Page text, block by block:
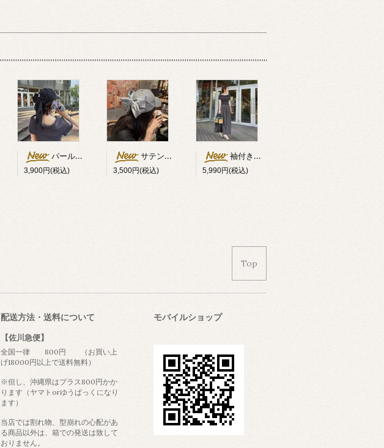
パール×リボン付キャップ
3,900円(税込)
サテンダブルリボン付キャップ
3,500円(税込)
袖付きオフショルダー異素材切替ワンピース
5,990円(税込)
Top
配送方法・送料について
【佐川急便】
全国一律 800円 （お買い上
げ18000円以上で送料無料）
※但し、沖縄県はプラス800円かか
ります（ヤマトorゆうぱっくになり
ます）
当店では割れ物、型崩れの心配があ
る商品以外は、箱での発送は致して
おりません。
モバイルショップ